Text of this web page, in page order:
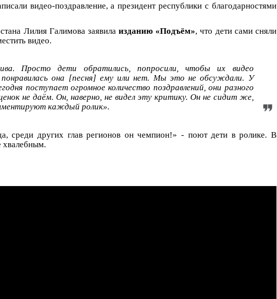
видео-поздравление, а президент республики с благодарностями
Лилия Галимова заявилаизданию «Подъём», что дети сами сняли
видео.
Просто дети обратились, попросили, чтобы их видео
она [песня] ему или нет. Мы это не обсуждали. У
поступает огромное количество поздравлений, они разного
не даём. Он, наверно, не видел эту критику. Он не сидит же,
каждый ролик».
среди других глав регионов он чемпион!» - поют дети в ролике. В
хвалебным.